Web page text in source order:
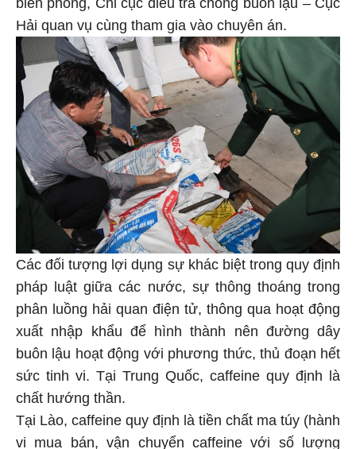
Hải quan vụ cùng tham gia vào chuyên án.
Các đối tượng lợi dụng sự khác biệt trong quy định
pháp luật giữa các nước, sự thông thoáng trong
phân luồng hải quan điện tử, thông qua hoạt động
xuất nhập khẩu để hình thành nên đường dây
buôn lậu hoạt động với phương thức, thủ đoạn hết
sức tinh vi. Tại Trung Quốc, caffeine quy định là
chất hướng thần.
Tại Lào, caffeine quy định là tiền chất ma túy (hành
vi mua bán, vận chuyển caffeine với số lượng